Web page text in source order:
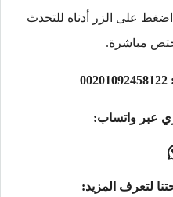
على الزر أدناه للتحدث
مباشرة.
00201092458122
عبر واتساب:
لتعرف المزيد: